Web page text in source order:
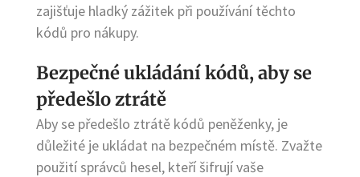
zajišťuje hladký zážitek při používání těchto
kódů pro nákupy.
Bezpečné ukládání kódů, aby se
předešlo ztrátě
Aby se předešlo ztrátě kódů peněženky, je
důležité je ukládat na bezpečném místě. Zvažte
použití správců hesel, kteří šifrují vaše